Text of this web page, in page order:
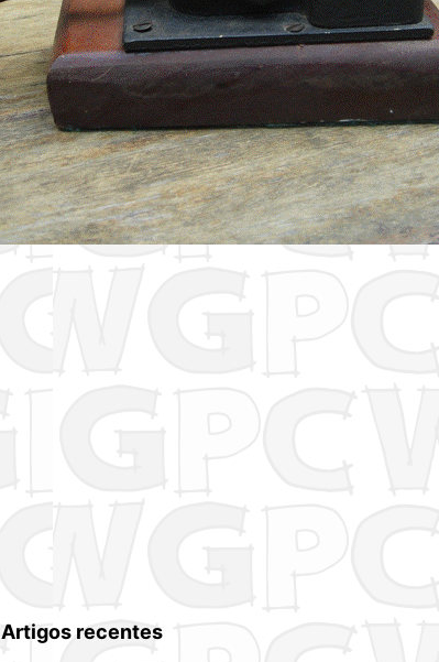
Artigos recentes